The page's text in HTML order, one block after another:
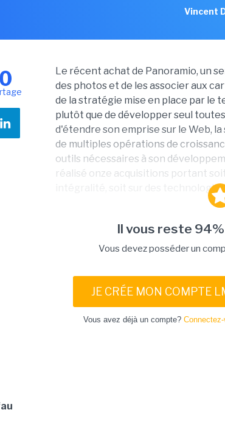
Vincent
0
Le récent achat de Panoramio, un
des photos et de les associer aux
de la stratégie mise en place par le
plutôt que de développer seul
d'étendre son emprise sur le Web,
de multiples opérations de
outils nécessaires à son
réalisé onze acquisitions portant
intégralité, soit sur des technologies.
Il vous reste
Vous devez posséder un
JE CRÉE MON COMPTE
Vous avez déjà un compte?